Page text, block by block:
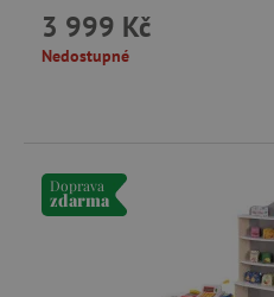
3 999 Kč
Nedostupné
Doprava
zdarma